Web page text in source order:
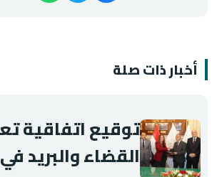
أخبار ذات صلة
توقيع اتفاقية
القضاء والبريد